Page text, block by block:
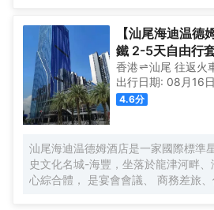
【汕尾海迪温德姆酒店 】汕
鐵 2-5天自由行
香港 汕尾 往返火
出行日期: 08月16日
4.6分
汕尾海迪温德姆酒店是一家國際標準
史文化名城-海豐，坐落於龍津河畔
心綜合體， 是宴會會議、 商務差旅、